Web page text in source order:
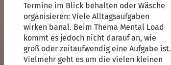
Termine im Blick behalten oder Wäsche
organisieren: Viele Alltagsaufgaben
wirken banal. Beim Thema Mental Load
kommt es jedoch nicht darauf an, wie
groß oder zeitaufwendig eine Aufgabe ist.
Vielmehr geht es um die vielen kleinen